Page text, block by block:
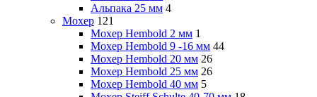
Альпака 25 мм 4
Мохер 121
Мохер Hembold 2 мм 1
Мохер Hembold 9 -16 мм 44
Мохер Hembold 20 мм 26
Мохер Hembold 25 мм 26
Мохер Hembold 40 мм 5